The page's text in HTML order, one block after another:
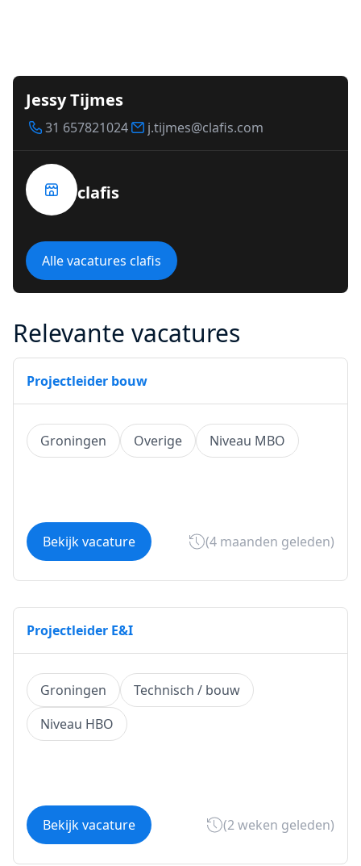
Jessy Tijmes
31 657821024 j.tijmes@clafis.com
clafis
Alle vacatures clafis
Relevante vacatures
Projectleider bouw
Groningen Overige Niveau MBO
Bekijk vacature (4 maanden geleden)
Projectleider E&I
Groningen
Technisch / bouw
Niveau HBO
Bekijk vacature (2 weken geleden)